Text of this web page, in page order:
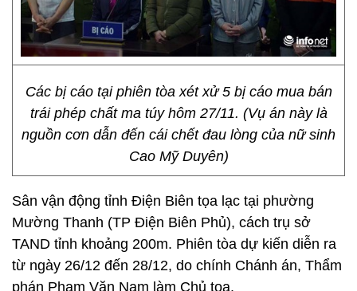
Các bị cáo tại phiên tòa xét xử 5 bị cáo mua bán
trái phép chất ma túy hôm 27/11. (Vụ án này là
nguồn cơn dẫn đến cái chết đau lòng của nữ sinh
Cao Mỹ Duyên)
Sân vận động tỉnh Điện Biên tọa lạc tại phường
Mường Thanh (TP Điện Biên Phủ), cách trụ sở
TAND tỉnh khoảng 200m. Phiên tòa dự kiến diễn ra
từ ngày 26/12 đến 28/12, do chính Chánh án, Thẩm
phán Phạm Văn Nam làm Chủ tọa.